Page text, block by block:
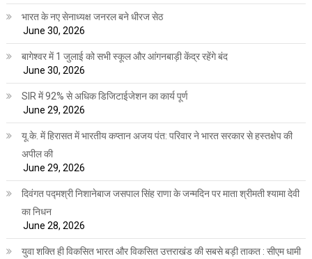
भारत के नए सेनाध्यक्ष जनरल बने धीरज सेठ
June 30, 2026
बागेश्वर में 1 जुलाई को सभी स्कूल और आंगनबाड़ी केंद्र रहेंगे बंद
June 30, 2026
SIR में 92% से अधिक डिजिटाईजेशन का कार्य पूर्ण
June 29, 2026
यू.के. में हिरासत में भारतीय कप्तान अजय पंत: परिवार ने भारत सरकार से हस्तक्षेप की
अपील की
June 29, 2026
दिवंगत पद्मश्री निशानेबाज जसपाल सिंह राणा के जन्मदिन पर माता श्रीमती श्यामा देवी
का निधन
June 28, 2026
युवा शक्ति ही विकसित भारत और विकसित उत्तराखंड की सबसे बड़ी ताकत : सीएम धामी